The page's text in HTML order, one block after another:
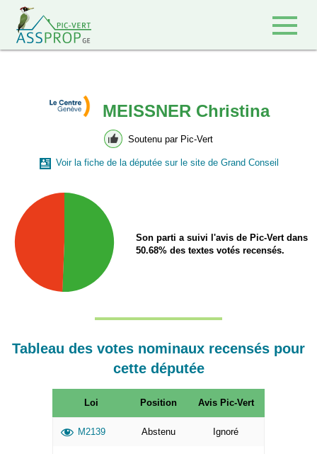
MEISSNER Christina
Soutenu par Pic-Vert
Voir la fiche de la députée sur le site de Grand Conseil
Son parti a suivi l'avis de Pic-Vert dans
50.68% des textes votés recensés.
Tableau des votes nominaux recensés pour
cette députée
Loi Position Avis Pic-Vert
M2139 Abstenu Ignoré